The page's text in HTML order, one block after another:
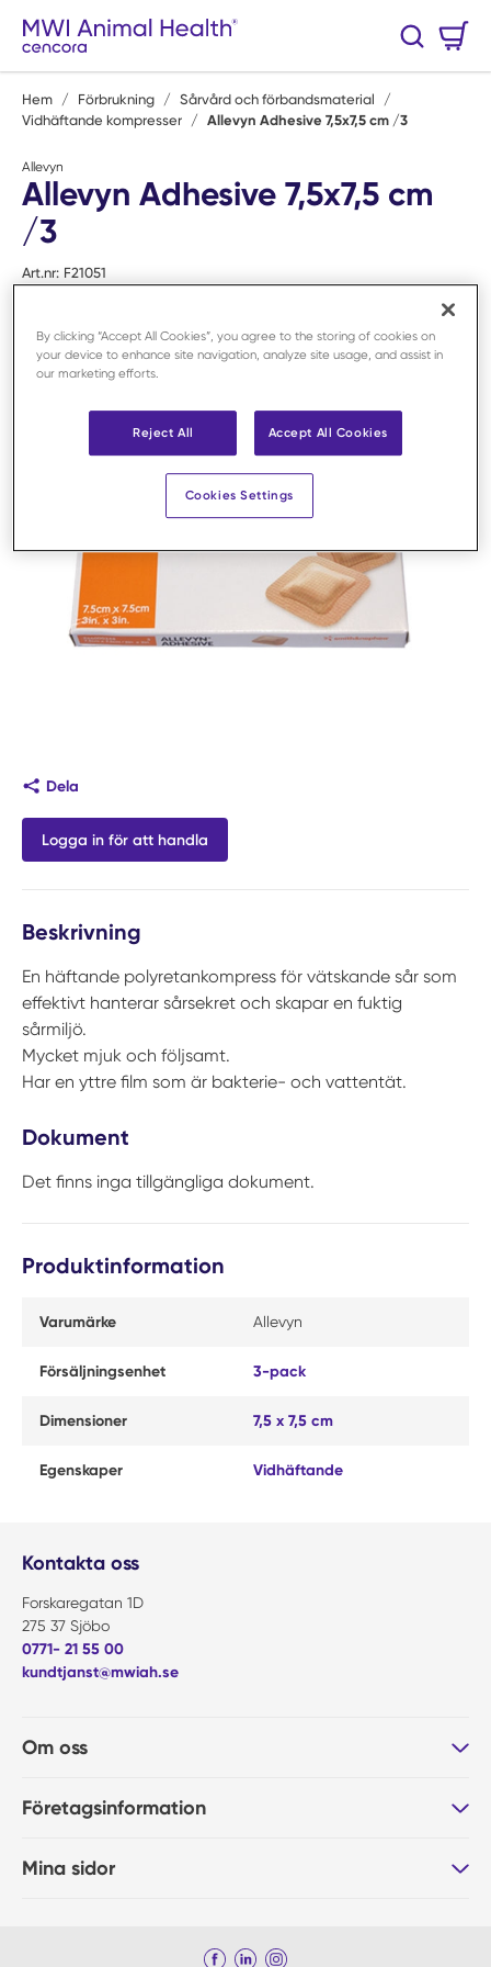
Hoppa till huvudinnehåll
Sök
Hem / Förbrukning / Sårvård och förbandsmaterial
/
Vidhäftande kompresser / Allevyn Adhesive 7,5x7,5 cm /3
Allevyn
Allevyn Adhesive 7,5x7,5 cm
/3
Art.nr: F21051
Dela
Logga in för att handla
Beskrivning
En häftande polyretankompress för vätskande sår som
effektivt hanterar sårsekret och skapar en fuktig
sårmiljö.
Mycket mjuk och följsamt.
Har en yttre film som är bakterie- och vattentät.
Dokument
Det finns inga tillgängliga dokument.
Produktinformation
Varumärke Allevyn
Försäljningsenhet 3-pack
Dimensioner 7,5 x 7,5 cm
Egenskaper Vidhäftande
Kontakta oss
Forskaregatan 1D
275 37 Sjöbo
0771- 21 55 00
kundtjanst@mwiah.se
Om oss
Företagsinformation
Mina sidor
By clicking “Accept All Cookies”, you agree to the storing of cookies on
your device to enhance site navigation, analyze site usage, and assist in
our marketing efforts.
Reject All Accept All Cookies
Cookies Settings